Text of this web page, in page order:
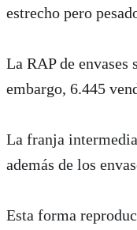
estrecho pero
La RAP de
embargo, 6.445
La franja
además de los
Esta forma